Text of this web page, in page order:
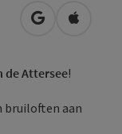
Openen in
de Attersee!
bruiloften aan